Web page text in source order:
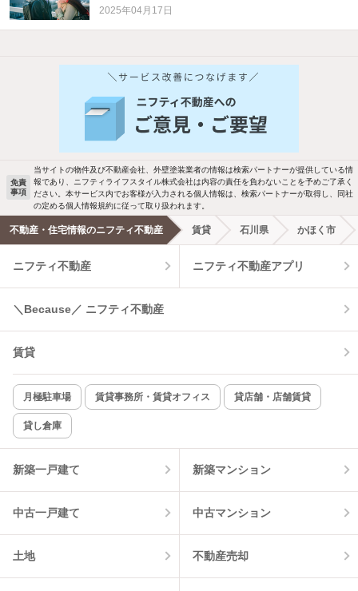
2025年04月17日
他の人はこんな条件で絞り込んでいます！
バス・トイレ別 2階以上
駐車場あり ペット相談
洗濯機置場あり 独立洗面台
エアコンあり 都市ガス
温水洗浄便座 オートロック
コンロ2口以上
新着のみ インターネット無料
該当件数:
5
免責
事項
当サイトの物件及び不動産会社、外壁塗装業者の情報は検索パートナーが提供している情
報であり、ニフティライフスタイル株式会社は内容の責任を負わないことを予めご了承く
ださい。本サービス内でお客様が入力される個人情報は、検索パートナーが取得し、同社
の定める個人情報規約に従って取り扱われます。
不動産・住宅情報のニフティ不動産 賃貸 石川県 かほく市
ニフティ不動産 ニフティ不動産アプリ
＼Because／ ニフティ不動産
賃貸
月極駐車場 賃貸事務所・賃貸オフィス 貸店舗・店舗賃貸
貸し倉庫
新築一戸建て 新築マンション
中古一戸建て 中古マンション
土地 不動産売却